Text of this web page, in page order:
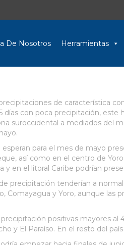
De Nosotros Herramientas
de característica
con poca precipitación,
suroccidental a mediados del
esperan para el mes de mayo
así como en el centro de
y en el litoral Caribe podrían
precipitación tenderían a
Comayagua y Yoro, aunque
positivas mayores
y El Paraíso. En el resto del